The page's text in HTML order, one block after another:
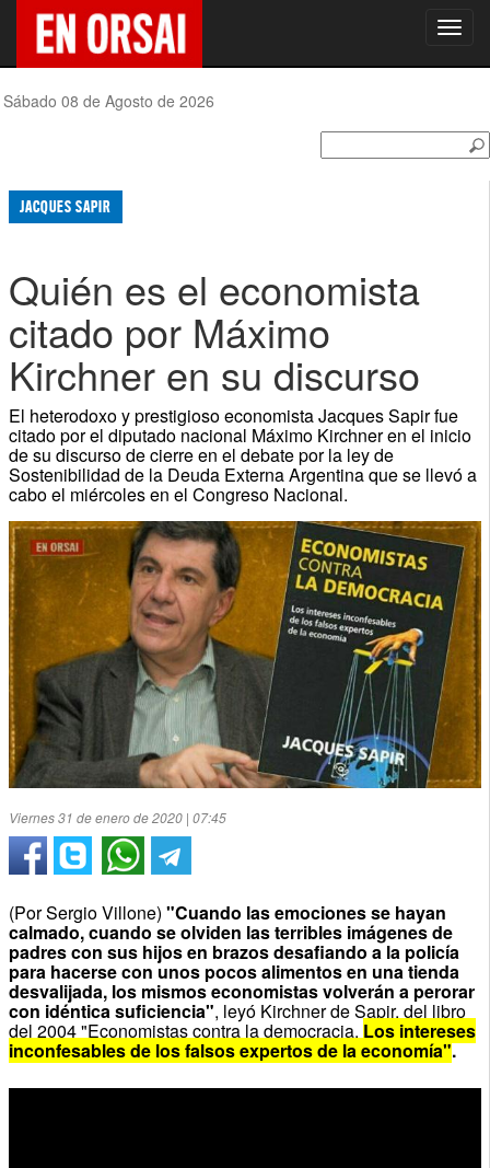
Sábado 08 de Agosto de 2026
JACQUES SAPIR
Quién es el economista
citado por Máximo
Kirchner en su discurso
El heterodoxo y prestigioso economista Jacques Sapir fue
citado por el diputado nacional Máximo Kirchner en el inicio
de su discurso de cierre en el debate por la ley de
Sostenibilidad de la Deuda Externa Argentina que se llevó a
cabo el miércoles en el Congreso Nacional.
Viernes 31 de enero de 2020 | 07:45
(Por Sergio Villone) "Cuando las emociones se hayan
calmado, cuando se olviden las terribles imágenes de
padres con sus hijos en brazos desafiando a la policía
para hacerse con unos pocos alimentos en una tienda
desvalijada, los mismos economistas volverán a perorar
con idéntica suficiencia", leyó Kirchner de Sapir, del libro
del 2004 "Economistas contra la democracia. Los intereses
inconfesables de los falsos expertos de la economía".